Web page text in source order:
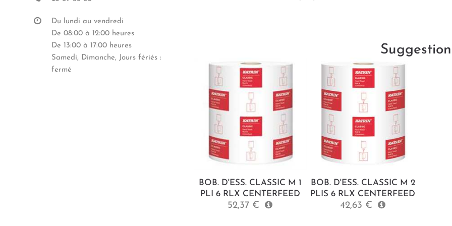
BOB. D'ESS. CLASSIC M 1
PLI 6 RLX CENTERFEED
52,37 €
BOB. D'ESS. CLASSIC M 2
PLIS 6 RLX CENTERFEED
42,63 €
Du lundi au vendredi
De 08:00 à 12:00 heures
De 13:00 à 17:00 heures
Samedi, Dimanche, Jours fériés :
fermé